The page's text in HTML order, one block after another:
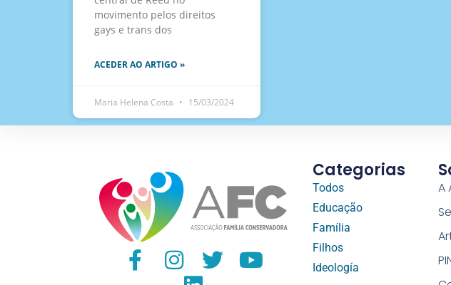
movimento pelos direitos
gays e trans dos
ACEDER AO ARTIGO »
Maria Helena Costa 15/03/2024
Categorias
Todos
Educação
Família
Filhos
Ideología
A